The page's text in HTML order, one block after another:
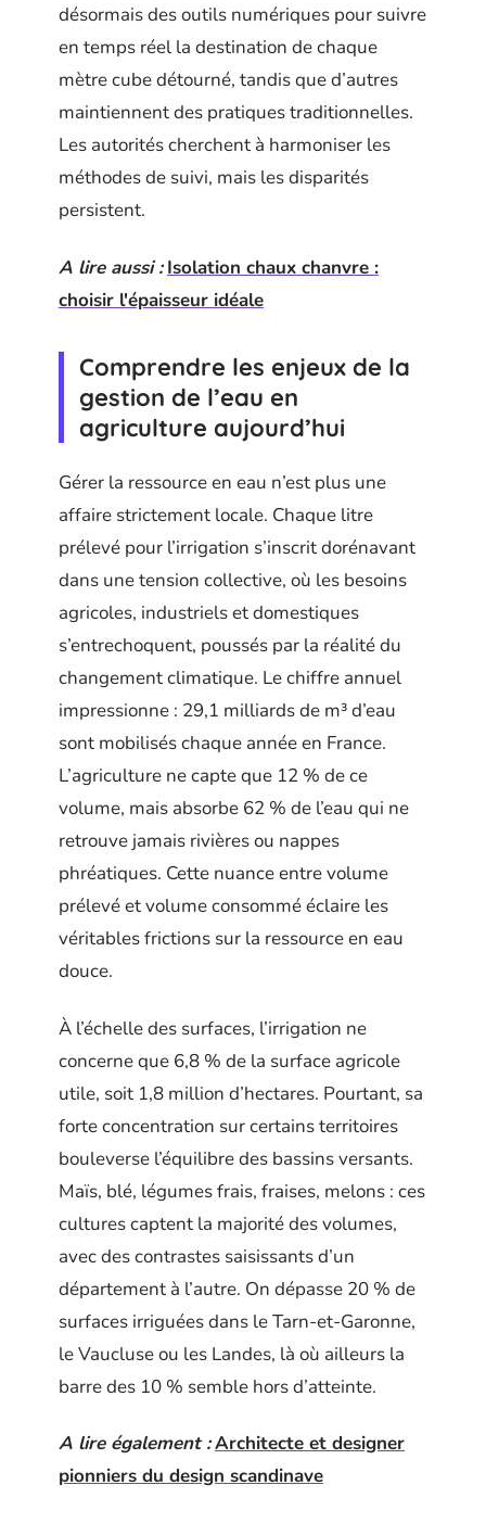
désormais des outils numériques pour suivre
en temps réel la destination de chaque
mètre cube détourné, tandis que d’autres
maintiennent des pratiques traditionnelles.
Les autorités cherchent à harmoniser les
méthodes de suivi, mais les disparités
persistent.
A lire aussi : Isolation chaux chanvre :
choisir l'épaisseur idéale
Comprendre les enjeux de la
gestion de l’eau en
agriculture aujourd’hui
Gérer la ressource en eau n’est plus une
affaire strictement locale. Chaque litre
prélevé pour l’irrigation s’inscrit dorénavant
dans une tension collective, où les besoins
agricoles, industriels et domestiques
s’entrechoquent, poussés par la réalité du
changement climatique. Le chiffre annuel
impressionne : 29,1 milliards de m³ d’eau
sont mobilisés chaque année en France.
L’agriculture ne capte que 12 % de ce
volume, mais absorbe 62 % de l’eau qui ne
retrouve jamais rivières ou nappes
phréatiques. Cette nuance entre volume
prélevé et volume consommé éclaire les
véritables frictions sur la ressource en eau
douce.
À l’échelle des surfaces, l’irrigation ne
concerne que 6,8 % de la surface agricole
utile, soit 1,8 million d’hectares. Pourtant, sa
forte concentration sur certains territoires
bouleverse l’équilibre des bassins versants.
Maïs, blé, légumes frais, fraises, melons : ces
cultures captent la majorité des volumes,
avec des contrastes saisissants d’un
département à l’autre. On dépasse 20 % de
surfaces irriguées dans le Tarn-et-Garonne,
le Vaucluse ou les Landes, là où ailleurs la
barre des 10 % semble hors d’atteinte.
A lire également :Architecte et designer
pionniers du design scandinave